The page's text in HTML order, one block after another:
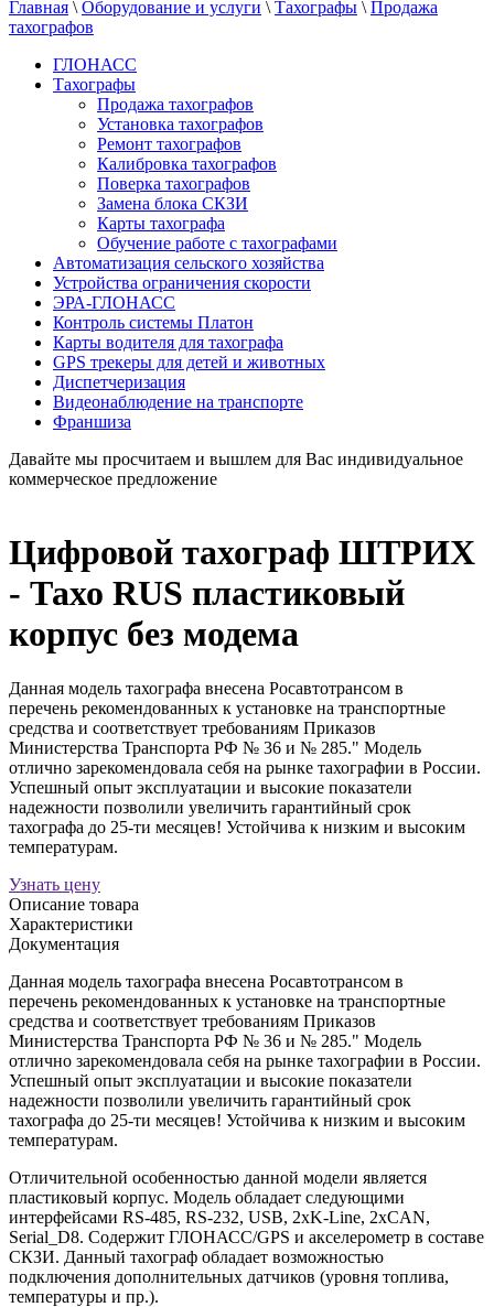
Главная \ Оборудование и услуги \ Тахографы \ Продажа
тахографов
ГЛОНАСС
Тахографы
Продажа тахографов
Установка тахографов
Ремонт тахографов
Калибровка тахографов
Поверка тахографов
Замена блока СКЗИ
Карты тахографа
Обучение работе с тахографами
Автоматизация сельского хозяйства
Устройства ограничения скорости
ЭРА-ГЛОНАСС
Контроль системы Платон
Карты водителя для тахографа
GPS трекеры для детей и животных
Диспетчеризация
Видеонаблюдение на транспорте
Франшиза
Давайте мы просчитаем и вышлем для Вас индивидуальное
коммерческое предложение
Цифровой тахограф ШТРИХ
- Тахо RUS пластиковый
корпус без модема
Данная модель тахографа внесена Росавтотрансом в
перечень рекомендованных к установке на транспортные
средства и соответствует требованиям Приказов
Министерства Транспорта РФ № 36 и № 285." Модель
отлично зарекомендовала себя на рынке тахографии в России.
Успешный опыт эксплуатации и высокие показатели
надежности позволили увеличить гарантийный срок
тахографа до 25-ти месяцев! Устойчива к низким и высоким
температурам.
Узнать цену
Описание товара
Характеристики
Документация
Данная модель тахографа внесена Росавтотрансом в
перечень рекомендованных к установке на транспортные
средства и соответствует требованиям Приказов
Министерства Транспорта РФ № 36 и № 285." Модель
отлично зарекомендовала себя на рынке тахографии в России.
Успешный опыт эксплуатации и высокие показатели
надежности позволили увеличить гарантийный срок
тахографа до 25-ти месяцев! Устойчива к низким и высоким
температурам.
Отличительной особенностью данной модели является
пластиковый корпус. Модель обладает следующими
интерфейсами RS-485, RS-232, USB, 2xK-Line, 2xCAN,
Serial_D8. Содержит ГЛОНАСС/GPS и акселерометр в составе
СКЗИ. Данный тахограф обладает возможностью
подключения дополнительных датчиков (уровня топлива,
температуры и пр.).